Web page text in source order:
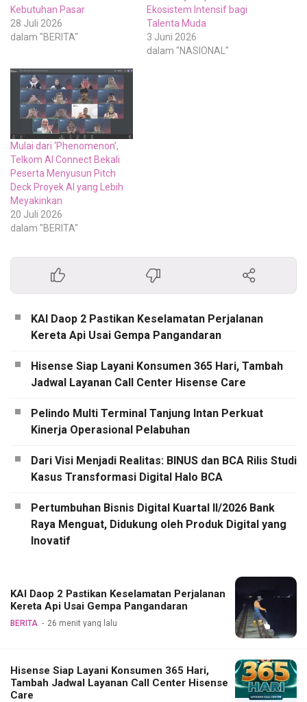
Kebutuhan Pasar
28 Juli 2026
dalam "BERITA"
Ekosistem Intensif bagi
Talenta Muda
3 Juni 2026
dalam "NASIONAL"
Mulai dari ‘Phenomenon’,
Telkom AI Connect Bekali
Peserta Menyusun Pitch
Deck Proyek AI yang Lebih
Meyakinkan
20 Juli 2026
dalam "BERITA"
KAI Daop 2 Pastikan Keselamatan Perjalanan
Kereta Api Usai Gempa Pangandaran
Hisense Siap Layani Konsumen 365 Hari, Tambah
Jadwal Layanan Call Center Hisense Care
Pelindo Multi Terminal Tanjung Intan Perkuat
Kinerja Operasional Pelabuhan
Dari Visi Menjadi Realitas: BINUS dan BCA Rilis Studi
Kasus Transformasi Digital Halo BCA
Pertumbuhan Bisnis Digital Kuartal II/2026 Bank
Raya Menguat, Didukung oleh Produk Digital yang
Inovatif
KAI Daop 2 Pastikan Keselamatan Perjalanan
Kereta Api Usai Gempa Pangandaran
BERITA 26 menit yang lalu
Hisense Siap Layani Konsumen 365 Hari,
Tambah Jadwal Layanan Call Center Hisense
Care